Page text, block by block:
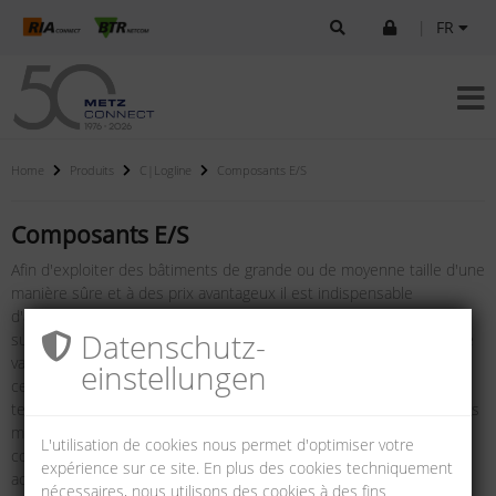
FR
Home Produits C|Logline Composants E/S
Composants E/S
Afin d'exploiter des bâtiments de grande ou de moyenne taille d'une
manière sûre et à des prix avantageux il est indispensable
d'automatiser les fonctions les plus essentielles, telles que la
surveillance, la climatisation et l'illumination. Or, une telle approche
va augmenter les exigences relatives aux installations du bâtiment
ce qui ne peut presque plus être mis en œuvre à l'aide des
technologies classiques. C'est ainsi que l'automation des bâtiments
mise de plus en plus sur des systèmes à base de bus sériels pour
commander la transmission d'informations entre capteurs et
acteurs, entre commutateurs et leurs systèmes de guidage
Datenschutz­
einstellungen
L'utilisation de cookies nous permet d'optimiser votre
expérience sur ce site. En plus des cookies techniquement
nécessaires, nous utilisons des cookies à des fins